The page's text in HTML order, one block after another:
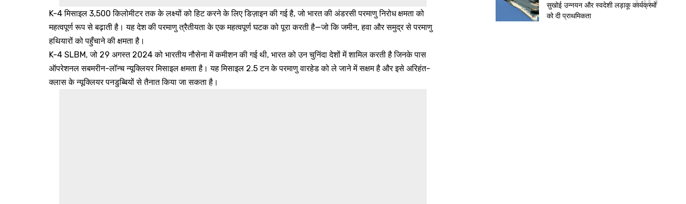
K-4 मिसाइल 3,500 किलोमीटर तक के लक्ष्यों को हिट करने के लिए डिज़ाइन की गई है, जो भारत की अंडरसी परमाणु निरोध क्षमता को
महत्वपूर्ण रूप से बढ़ाती है। यह देश की परमाणु त्रैतीयता के एक महत्वपूर्ण घटक को पूरा करती है—जो कि जमीन, हवा और समुद्र से परमाणु
हथियारों को पहुँचाने की क्षमता है।
K-4 SLBM, जो 29 अगस्त 2024 को भारतीय नौसेना में कमीशन की गई थी, भारत को उन चुनिंदा देशों में शामिल करती है जिनके पास
ऑपरेशनल सबमरीन-लॉन्च न्यूक्लियर मिसाइल क्षमता है। यह मिसाइल 2.5 टन के परमाणु वारहेड को ले जाने में सक्षम है और इसे अरिहंत-
क्लास के न्यूक्लियर पनडुब्बियों से तैनात किया जा सकता है।
सुखोई उन्नयन और स्वदेशी लड़ाकू कार्यक्रमों
को दी प्राथमिकता